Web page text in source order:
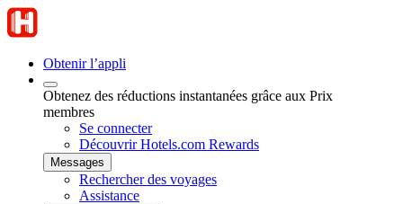
Obtenir l’appli
Obtenez des réductions instantanées grâce aux Prix
membres
Se connecter
Découvrir Hotels.com Rewards
Messages
Rechercher des voyages
Assistance